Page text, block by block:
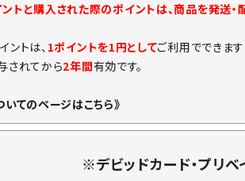
トと購入された際のポイントは、商品を発送
ントは、1ポイントを1円としてご利用でできます
されてから2年間有効です。
いてのページはこちら》
※デビッドカード・プリ